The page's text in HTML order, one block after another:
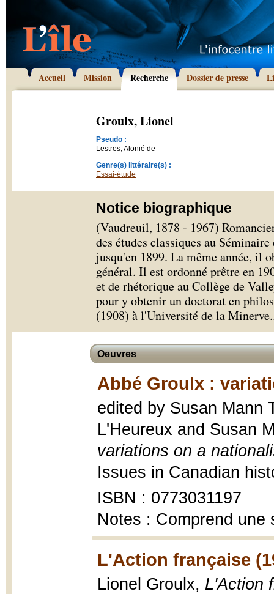
Accueil Mission Recherche Dossier de presse
Groulx, Lionel
Pseudo :
Lestres, Alonié de
Genre(s) littéraire(s) :
Essai-étude
Notice biographique
(Vaudreuil, 1878 - 1967)
des études classiques au
jusqu'en 1899. La même année, il
général. Il est ordonné prêtre en
et de rhétorique au Collège de
pour y obtenir un doctorat en
(1908) à l'Université de la Minerve.
Oeuvres
Abbé Groulx :
edited by Susan Mann
L'Heureux and Susan
variations on a
Issues in Canadian
ISBN : 0773031197
Notes : Comprend une
L'Action française
Lionel Groulx, L'Action